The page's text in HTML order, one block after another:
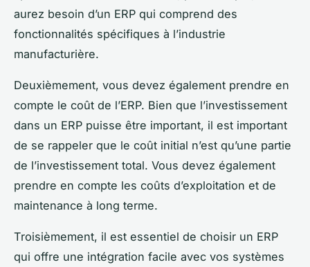
aurez besoin d’un ERP qui comprend des
fonctionnalités spécifiques à l’industrie
manufacturière.
Deuxièmement, vous devez également prendre en
compte le coût de l’ERP. Bien que l’investissement
dans un ERP puisse être important, il est important
de se rappeler que le coût initial n’est qu’une partie
de l’investissement total. Vous devez également
prendre en compte les coûts d’exploitation et de
maintenance à long terme.
Troisièmement, il est essentiel de choisir un ERP
qui offre une intégration facile avec vos systèmes